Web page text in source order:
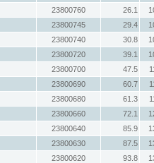
23800760 26.1
23800745 29.4
23800740 30.8
23800720 39.1
23800700 47.5
23800690 60.7
23800680 61.3
23800660 72.1
23800640 85.9
23800630 87.5
23800620 93.8